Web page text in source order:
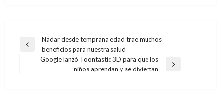
Navegación
Entrada
anterior
Nadar desde temprana edad trae muchos
beneficios para nuestra salud
Google lanzó Toontastic 3D para que los
niños aprendan y se diviertan